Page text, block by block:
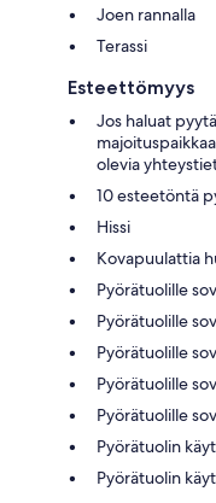
Joen rannalla
Terassi
Esteettömyys
Jos haluat
olevia
10 esteetöntä
Hissi
Kovapuulattia
Pyörätuolille
Pyörätuolille
Pyörätuolille
Pyörätuolille
Pyörätuolille
Pyörätuolin
Pyörätuolin